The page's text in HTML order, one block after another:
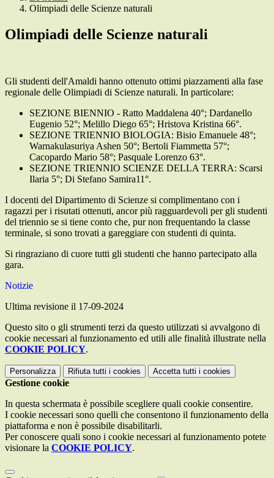
Olimpiadi delle Scienze naturali
Olimpiadi delle Scienze naturali
Gli studenti dell'Amaldi hanno ottenuto ottimi piazzamenti alla fase
regionale delle Olimpiadi di Scienze naturali. In particolare:
SEZIONE BIENNIO - Ratto Maddalena 40°; Dardanello
Eugenio 52°; Melillo Diego 65°; Hristova Kristina 66°.
SEZIONE TRIENNIO BIOLOGIA: Bisio Emanuele 48°;
Warnakulasuriya Ashen 50°; Bertoli Fiammetta 57°;
Cacopardo Mario 58°; Pasquale Lorenzo 63°.
SEZIONE TRIENNIO SCIENZE DELLA TERRA: Scarsi
Ilaria 5°; Di Stefano Samira11°.
I docenti del Dipartimento di Scienze si complimentano con i
ragazzi per i risutati ottenuti, ancor più ragguardevoli per gli studenti
del triennio se si tiene conto che, pur non frequentando la classe
terminale, si sono trovati a gareggiare con studenti di quinta.
Si ringraziano di cuore tutti gli studenti che hanno partecipato alla
gara.
Notizie
Ultima revisione il 17-09-2024
Questo sito o gli strumenti terzi da questo utilizzati si avvalgono di
cookie necessari al funzionamento ed utili alle finalità illustrate nella
COOKIE POLICY.
Personalizza Rifiuta tutti i cookies Accetta tutti i cookies
Gestione cookie
In questa schermata è possibile scegliere quali cookie consentire.
I cookie necessari sono quelli che consentono il funzionamento della
piattaforma e non è possibile disabilitarli.
Per conoscere quali sono i cookie necessari al funzionamento potete
visionare la COOKIE POLICY.